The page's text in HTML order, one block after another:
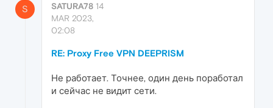
S SATURA78 14
MAR 2023,
02:08
RE: Proxy Free VPN DEEPRISM
Не работает. Точнее, один день поработал
и сейчас не видит сети.